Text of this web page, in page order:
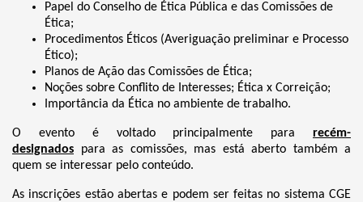
Papel do Conselho de Ética Pública e das Comissões de
Ética;
Procedimentos Éticos (Averiguação preliminar e Processo
Ético);
Planos de Ação das Comissões de Ética;
Noções sobre Conflito de Interesses; Ética x Correição;
Importância da Ética no ambiente de trabalho.
O evento é voltado principalmente para recém-
designados para as comissões, mas está aberto também a
quem se interessar pelo conteúdo.
As inscrições estão abertas e podem ser feitas no sistema CGE